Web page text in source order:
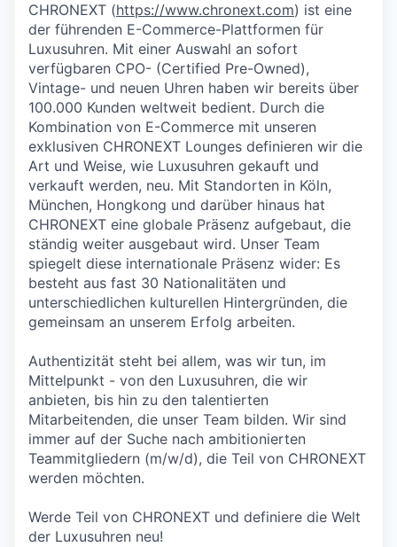
CHRONEXT (https://www.chronext.com) ist eine
der führenden E-Commerce-Plattformen für
Luxusuhren. Mit einer Auswahl an sofort
verfügbaren CPO- (Certified Pre-Owned),
Vintage- und neuen Uhren haben wir bereits über
100.000 Kunden weltweit bedient. Durch die
Kombination von E-Commerce mit unseren
exklusiven CHRONEXT Lounges definieren wir die
Art und Weise, wie Luxusuhren gekauft und
verkauft werden, neu. Mit Standorten in Köln,
München, Hongkong und darüber hinaus hat
CHRONEXT eine globale Präsenz aufgebaut, die
ständig weiter ausgebaut wird. Unser Team
spiegelt diese internationale Präsenz wider: Es
besteht aus fast 30 Nationalitäten und
unterschiedlichen kulturellen Hintergründen, die
gemeinsam an unserem Erfolg arbeiten.
Authentizität steht bei allem, was wir tun, im
Mittelpunkt - von den Luxusuhren, die wir
anbieten, bis hin zu den talentierten
Mitarbeitenden, die unser Team bilden. Wir sind
immer auf der Suche nach ambitionierten
Teammitgliedern (m/w/d), die Teil von CHRONEXT
werden möchten.
Werde Teil von CHRONEXT und definiere die Welt
der Luxusuhren neu!